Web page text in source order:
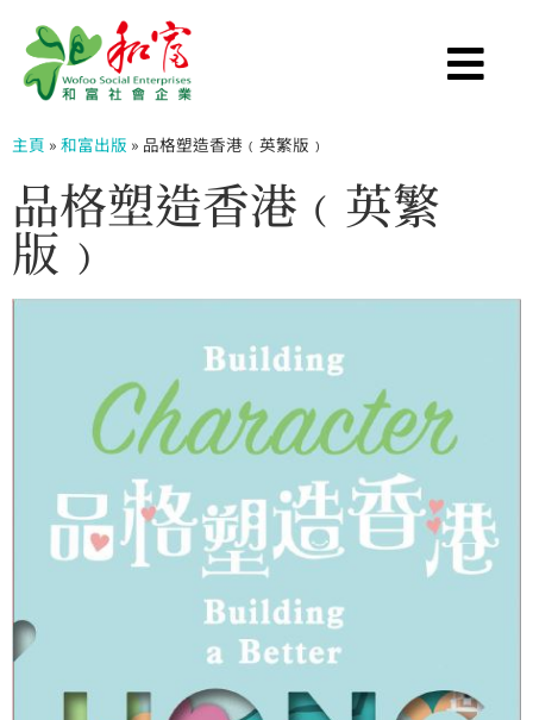
主頁 » 和富出版 » 品格塑造香港﹙英繁版﹚
品格塑造香港﹙英繁
版﹚